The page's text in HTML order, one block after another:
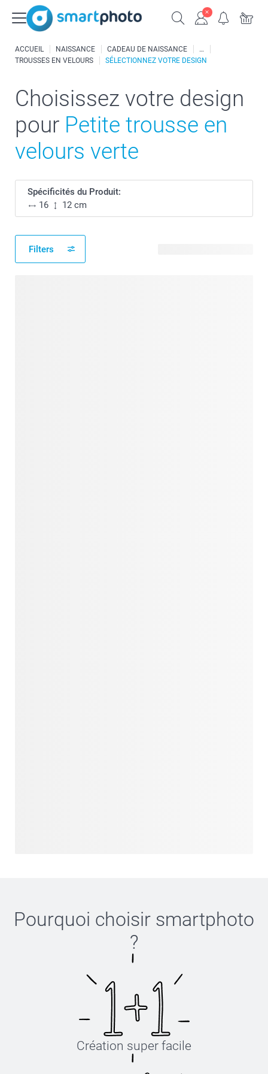
ACCUEIL NAISSANCE
CADEAU DE NAISSANCE
TROUSSES EN VELOURS
SÉLECTIONNEZ VOTRE DESIGN
Choisissez votre design
pour Petite trousse en
velours verte
Spécificités du Produit:
16
12 cm
Filters
Pourquoi choisir smartphoto
?
Création super facile